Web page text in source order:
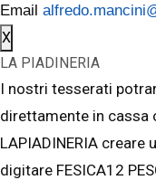
Email
X
LA PIADINERIA
I nostri tesserati
direttamente in cassa
LAPIADINERIA creare
digitare FESICA12